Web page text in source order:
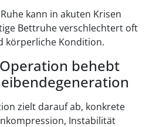
kann in akuten Krisen
Bettruhe verschlechtert oft
körperliche Kondition.
behebt
zielt darauf ab, konkrete
Instabilität